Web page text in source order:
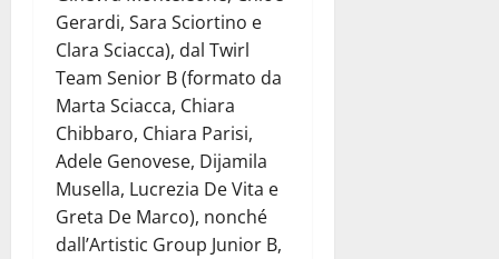
Gerardi, Sara Sciortino e
Clara Sciacca), dal Twirl
Team Senior B (formato da
Marta Sciacca, Chiara
Chibbaro, Chiara Parisi,
Adele Genovese, Dijamila
Musella, Lucrezia De Vita e
Greta De Marco), nonché
dall’Artistic Group Junior B,